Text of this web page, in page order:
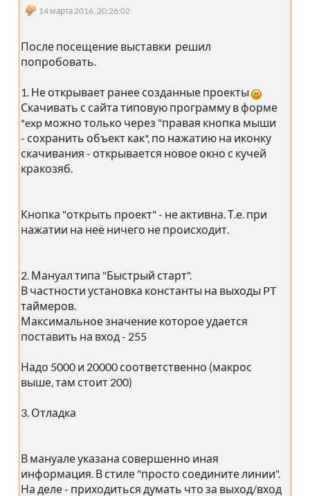
14 марта 2016, 20:26:02
После посещение выставки решил
попробовать.
1. Не открывает ранее созданные проекты
Скачивать с сайта типовую программу в форме
*exp можно только через "правая кнопка мыши
- сохранить объект как*, по нажатию на иконку
скачивания - открывается новое окно с кучей
кракозяб.
Кнопка "открыть проект" - не активна. Т.е. при
нажатии на неё ничего не происходит.
2. Мануал типа "Быстрый старт".
В частности установка константы на выходы PT
таймеров.
Максимальное значение которое удается
поставить на вход - 255
Надо 5000 и 20000 соответственно (макрос
выше, там стоит 200)
3. Отладка
В мануале указана совершенно иная
информация. В стиле "просто соедините линии".
На деле - приходиться думать что за выход/вход